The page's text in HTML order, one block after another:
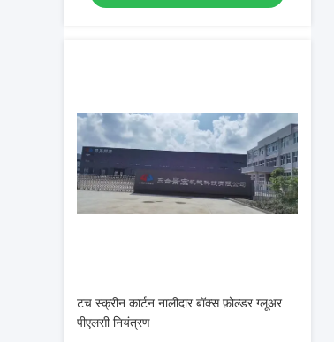
टच स्क्रीन कार्टन नालीदार बॉक्स फ़ोल्डर ग्लूअर
पीएलसी नियंत्रण